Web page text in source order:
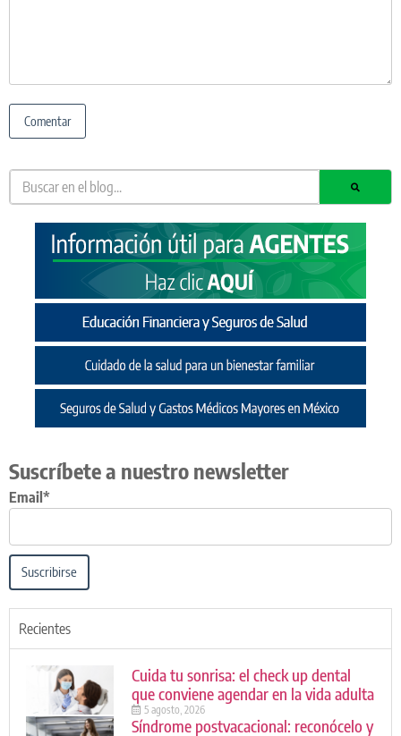
Suscríbete a nuestro newsletter
Email*
Suscribirse
Recientes
Cuida tu sonrisa: el check up dental
que conviene agendar en la vida adulta
5 agosto, 2026
Síndrome postvacacional: reconócelo y